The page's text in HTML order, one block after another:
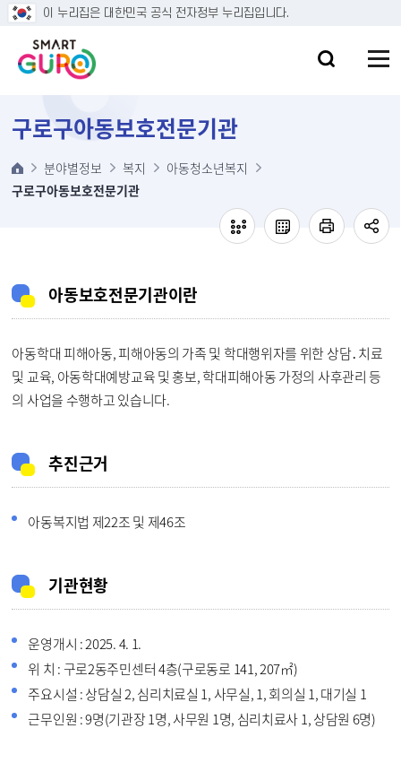
본문 바로가기
이 누리집은 대한민국 공식 전자정부 누리집입니다.
구로구아동보호전문기관
분야별정보 복지
아동청소년복지
구로구아동보호전문기관
아동보호전문기관이란
아동학대 피해아동, 피해아동의 가족 및 학대행위자를 위한 상담․치료
및 교육, 아동학대예방교육 및 홍보, 학대피해아동 가정의 사후관리 등
의 사업을 수행하고 있습니다.
추진근거
아동복지법 제22조 및 제46조
기관현황
운영개시 : 2025. 4. 1.
위 치 : 구로2동주민센터 4층(구로동로 141, 207㎡)
주요시설 : 상담실 2, 심리치료실 1, 사무실, 1, 회의실 1, 대기실 1
근무인원 : 9명(기관장 1명, 사무원 1명, 심리치료사 1, 상담원 6명)